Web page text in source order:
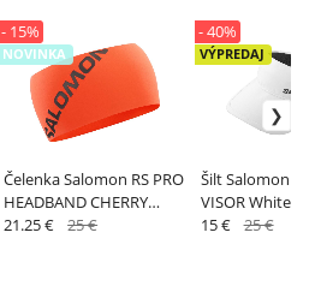
Čelenka Salomon RS PRO
HEADBAND CHERRY
TOMATO
NOVINKA
- 15%
21.25 € 25 €
Šilt Salomon
VISOR White
VÝPREDAJ
- 40%
15 € 25 €